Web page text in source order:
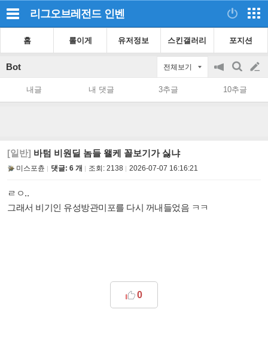
리그오브레전드 인벤
홈 롤이게 유저정보 스킨갤러리 포지션
Bot 전체보기
공
지
on/off
검
색
글
쓰
내글 내 댓글 3추글 10추글
[일반] 바텀 비원딜 놈들 왤케 꼴보기가 싫냐
미스포츈 댓글: 6 개 조회: 2138 2026-07-07 16:16:21
ㄹㅇ..
그래서 비기인 유성방관미포를 다시 꺼내들었음 ㅋㅋ
0